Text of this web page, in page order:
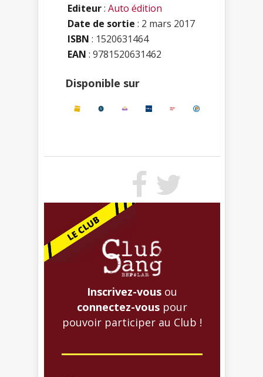
Editeur: Auto édition
Date de sortie : 2 mars 2017
ISBN : 1520631464
EAN : 9781520631462
Disponible sur
Inscrivez-vous ou
connectez-vous pour
pouvoir participer au Club !